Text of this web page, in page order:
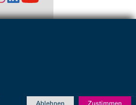
Zustimmen
Ablehnen